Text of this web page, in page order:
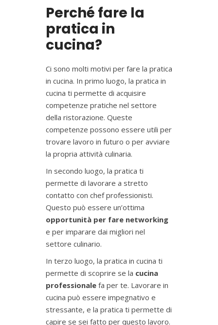
Perché fare la
pratica in
cucina?
Ci sono molti motivi per fare la pratica
in cucina. In primo luogo, la pratica in
cucina ti permette di acquisire
competenze pratiche nel settore
della ristorazione. Queste
competenze possono essere utili per
trovare lavoro in futuro o per avviare
la propria attività culinaria.
In secondo luogo, la pratica ti
permette di lavorare a stretto
contatto con chef professionisti.
Questo può essere un’ottima
opportunità per fare networking
e per imparare dai migliori nel
settore culinario.
In terzo luogo, la pratica in cucina ti
permette di scoprire se la cucina
professionale fa per te. Lavorare in
cucina può essere impegnativo e
stressante, e la pratica ti permette di
capire se sei fatto per questo lavoro.